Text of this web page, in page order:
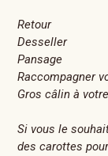
Retour
Desseller
Pansage
Raccompagner
Gros câlin à
Si vous le
des carottes